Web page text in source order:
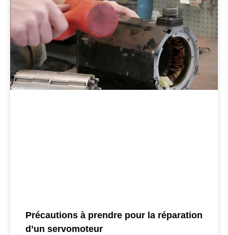
Précautions à prendre pour la réparation
d’un servomoteur